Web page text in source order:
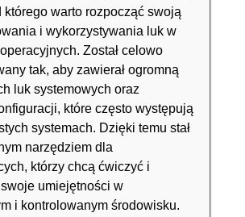
którego warto rozpocząć swoją
i wykorzystywania luk w
Został celowo
tak, aby zawierał ogromną
luk systemowych oraz
które często występują
systemach. Dzięki temu stał
narzędziem dla
którzy chcą ćwiczyć i
umiejętności w
i kontrolowanym środowisku.